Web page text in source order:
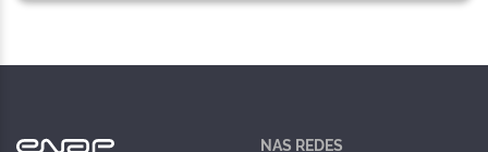
NAS REDES